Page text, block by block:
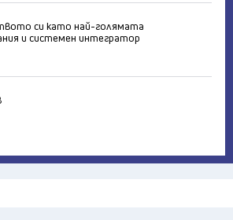
си като най-голямата
и системен интегратор